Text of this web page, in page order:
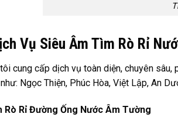
Vụ Siêu Âm Tìm Rò Rỉ
cung cấp dịch vụ toàn diện, chuyên
Ngọc Thiện, Phúc Hòa, Việt Lập, An
Rò Rỉ Đường Ống Nước Âm Tường